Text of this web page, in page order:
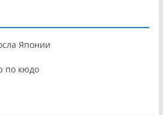
Японии
по кюдо